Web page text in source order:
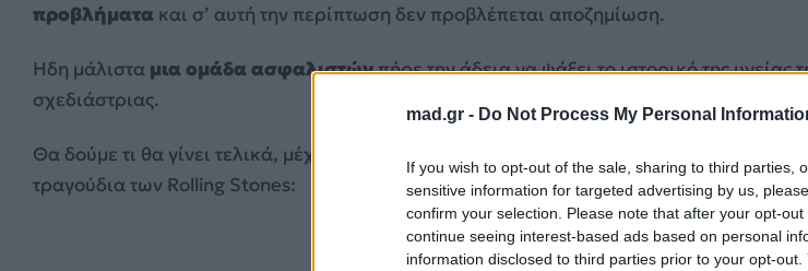
mad.gr - Do Not Process My Personal
If you wish to opt-out of the sale, sharing to third parties,
sensitive information for targeted advertising by us,
confirm your selection. Please note that after your opt-
continue seeing interest-based ads based on personal
information disclosed to third parties prior to your opt-
προβλήματα και σ’ αυτή την περίπτωση δεν προβλέπεται αποζημίωση.
Ηδη μάλιστα μια ομάδα ασφαλιστώνπήρε την άδεια να ψάξει το ιστορικό της υγείας
σχεδιάστριας.
Θα δούμε τι θα γίνει τελικά, μέχρι τότε ας ακούσουμε το
τραγούδια των Rolling Stones: